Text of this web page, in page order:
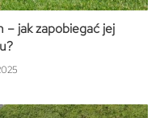
– jak zapobiegać jej